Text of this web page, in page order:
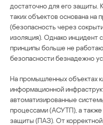
достаточно для его защиты.
таких объектов основана
(безопасность через
изоляция). Однако инцидент
принципы больше не
безопасности безнадежно
На промышленных объектах
информационной
автоматизированные
процессами (АСУТП), а
защиты (ПАЗ). От